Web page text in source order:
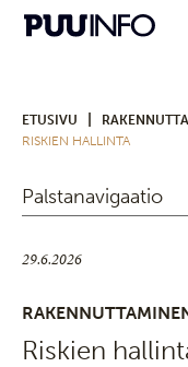
ETUSIVU
RISKIEN HALLINTA
Palstanavigaatio
29.6.2026
Riskien